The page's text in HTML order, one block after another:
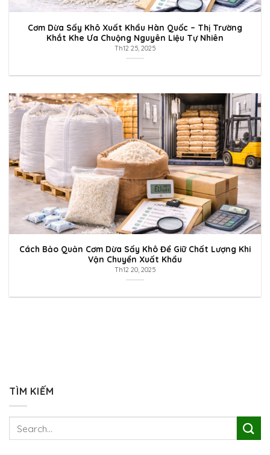
Cơm Dừa Sấy Khô Xuất Khẩu Hàn Quốc – Thị Trường
Khắt Khe Ưa Chuộng Nguyên Liệu Tự Nhiên
Th12 25, 2025
Cách Bảo Quản Cơm Dừa Sấy Khô Để Giữ Chất Lượng Khi
Vận Chuyển Xuất Khẩu
Th12 20, 2025
TÌM KIẾM